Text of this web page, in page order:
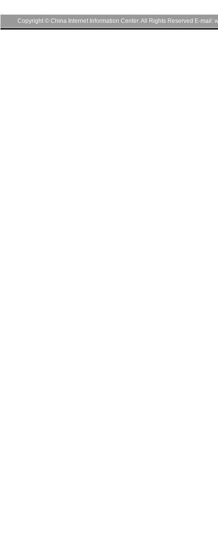
Copyright © China Internet Information Center. All Rights Reserved E-